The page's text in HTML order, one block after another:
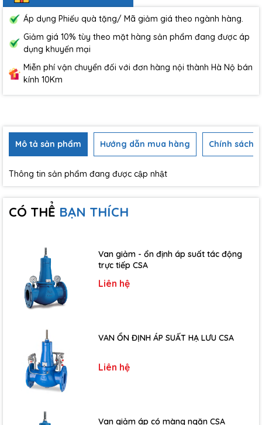
Áp dụng Phiếu quà tặng/ Mã giảm giá theo ngành hàng.
Giảm giá 10% tùy theo mặt hàng sản phẩm đang được áp
dụng khuyến mại
Miễn phí vận chuyển đối với đơn hàng nội thành Hà Nộ bán
kính 10Km
Mô tả sản phẩm Hướng dẫn mua hàng Chính sách
Thông tin sản phẩm đang được cập nhật
CÓ THỂ BẠN THÍCH
Van giảm - ổn định áp suất tác động
trực tiếp CSA
Liên hệ
VAN ỔN ĐỊNH ÁP SUẤT HẠ LƯU CSA
Liên hệ
Van giảm áp có màng ngăn CSA